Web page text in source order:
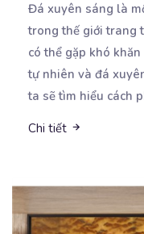
Đá xuyên sáng là
trong thế giới trang
có thể gặp khó
tự nhiên và đá
ta sẽ tìm hiểu cách
Chi tiết